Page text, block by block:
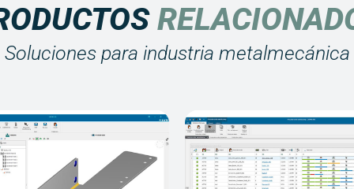
Soluciones para industria metalmecánica